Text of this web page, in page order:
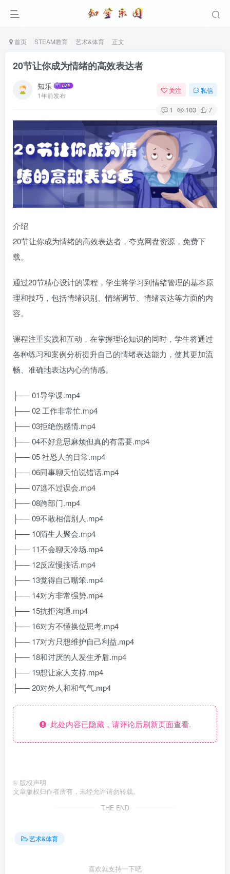
首页 STEAM教育 艺术&体育 正文
20节让你成为情绪的高效表达者
知乐
1年前发布
关注 私信
1 103 7
介绍
20节让你成为情绪的高效表达者，夸克网盘资源，免费下
载。
通过20节精心设计的课程，学生将学习到情绪管理的基本原
理和技巧，包括情绪识别、情绪调节、情绪表达等方面的内
容。
课程注重实践和互动，在掌握理论知识的同时，学生将通过
各种练习和案例分析提升自己的情绪表达能力，使其更加流
畅、准确地表达内心的情感。
├── 01导学课.mp4
├── 02 工作非常忙.mp4
├── 03拒绝伤感情.mp4
├── 04不好意思麻烦但真的有需要.mp4
├── 05 社恐人的日常.mp4
├── 06同事聊天怕说错话.mp4
├── 07逃不过误会.mp4
├── 08跨部门.mp4
├── 09不敢相信别人.mp4
├── 10陌生人聚会.mp4
├── 11不会聊天冷场.mp4
├── 12反应慢接话.mp4
├── 13觉得自己嘴笨.mp4
├── 14对方非常强势.mp4
├── 15抗拒沟通.mp4
├── 16对方不懂换位思考.mp4
├── 17对方只想维护自己利益.mp4
├── 18和讨厌的人发生矛盾.mp4
├── 19想让家人支持.mp4
├── 20对外人和和气气.mp4
此处内容已隐藏，请评论后刷新页面查看.
© 版权声明
文章版权归作者所有，未经允许请勿转载。
THE END
艺术&体育
喜欢就支持一下吧